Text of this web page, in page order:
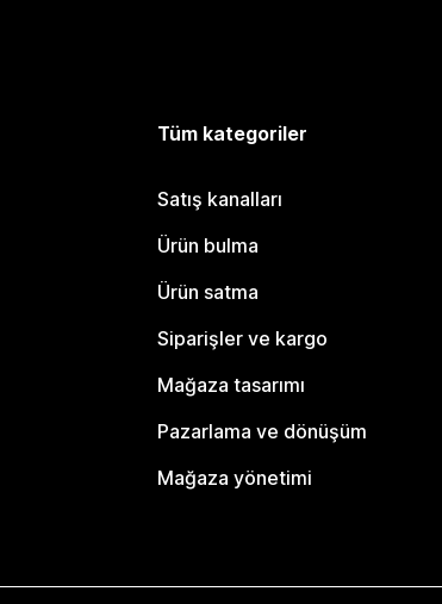
Tüm kategoriler
Satış kanalları
Ürün bulma
Ürün satma
Siparişler ve kargo
Mağaza tasarımı
Pazarlama ve dönüşüm
Mağaza yönetimi